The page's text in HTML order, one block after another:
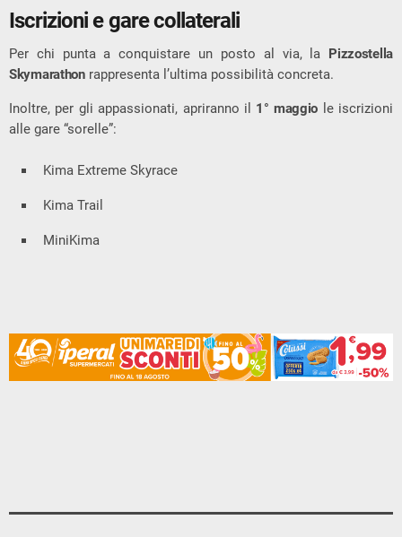
Iscrizioni e gare collaterali
Per chi punta a conquistare un posto al via, la
Pizzostella
Skymarathonrappresenta l’ultima possibilità concreta.
Inoltre, per gli appassionati, apriranno il 1° maggio le iscrizioni
alle gare “sorelle”:
Kima Extreme Skyrace
Kima Trail
MiniKima